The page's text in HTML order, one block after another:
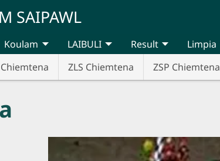
SAIPAWL
Koulam LAIBULI Result Limpia
ZLS Chiemtena ZSP Chiemtena